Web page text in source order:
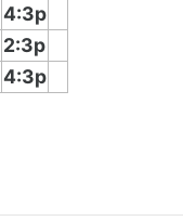
4:3p
2:3p
4:3p